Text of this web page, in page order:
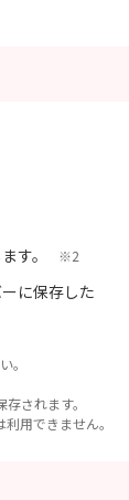
す。
※2
に保存した
。
されます。
用できません。